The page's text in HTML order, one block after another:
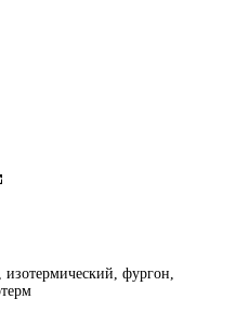
изотермический, фургон,